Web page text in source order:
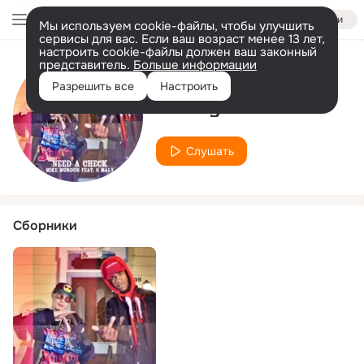
Войти
Мы используем cookie-файлы, чтобы улучшить
сервисы для вас. Если ваш возраст менее 13 лет,
настроить cookie-файлы должен ваш законный
представитель. Больше информации
Разрешить все Настроить
Исполнитель
G Maly
Слушать
Сборники